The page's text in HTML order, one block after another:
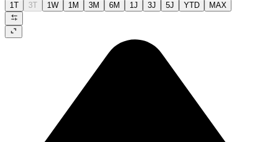
1T 3T 1W 1M 3M 6M 1J 3J 5J YTD MAX